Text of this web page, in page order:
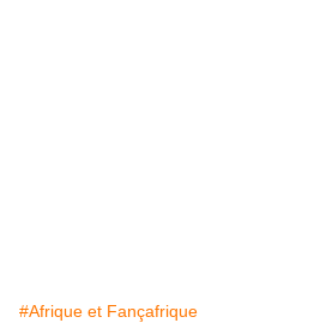
#Afrique et Fançafrique